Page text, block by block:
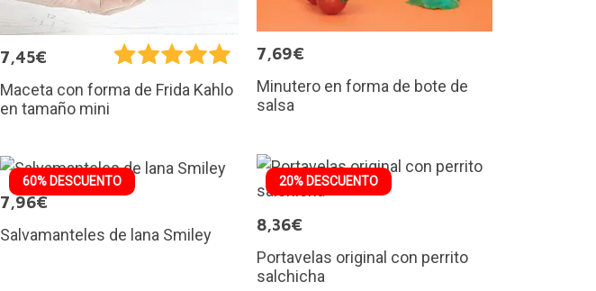
7,45€
Maceta con forma de Frida Kahlo
en tamaño mini
7,69€
Minutero en forma de bote de
salsa
60% DESCUENTO
7,96€
Salvamanteles de lana Smiley
20% DESCUENTO
8,36€
Portavelas original con perrito
salchicha